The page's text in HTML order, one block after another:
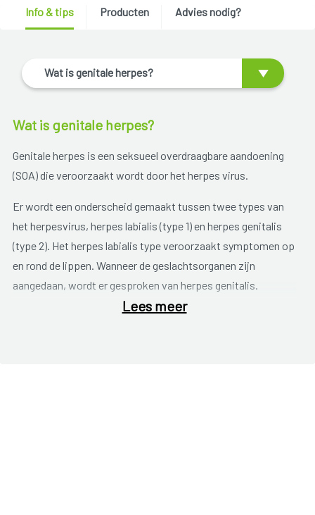
Info & tips Producten Advies nodig?
Wat is genitale herpes?
Wat is genitale herpes?
Genitale herpes is een seksueel overdraagbare aandoening
(SOA) die veroorzaakt wordt door het herpes virus.
Er wordt een onderscheid gemaakt tussen twee types van
het herpesvirus, herpes labialis (type 1) en herpes genitalis
(type 2). Het herpes labialis type veroorzaakt symptomen op
en rond de lippen. Wanneer de geslachtsorganen zijn
aangedaan, wordt er gesproken van herpes genitalis.
Na besmetting met het herpes genitalis virus duurt het
Lees meer